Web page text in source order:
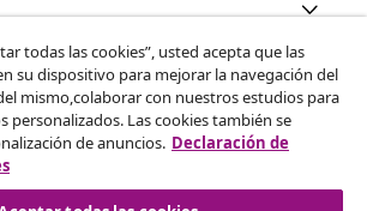
todas las cookies”, usted acepta que las
su dispositivo para mejorar la navegación del
mismo,colaborar con nuestros estudios para
personalizados. Las cookies también se
de anuncios. Declaración de